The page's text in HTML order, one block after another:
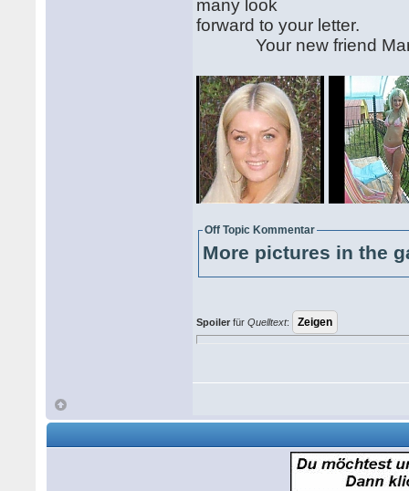
many look
forward to your letter.
Your new friend
Off Topic Kommentar
More pictures in the
Spoiler fürQuelltext: